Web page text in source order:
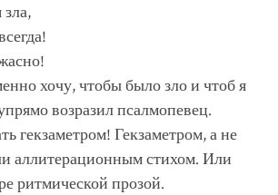
хочу, чтобы было зло и чтоб я
возразил псалмопевец.
гекзаметром! Гекзаметром, а не
аллитерационным стихом. Или
ритмической прозой.